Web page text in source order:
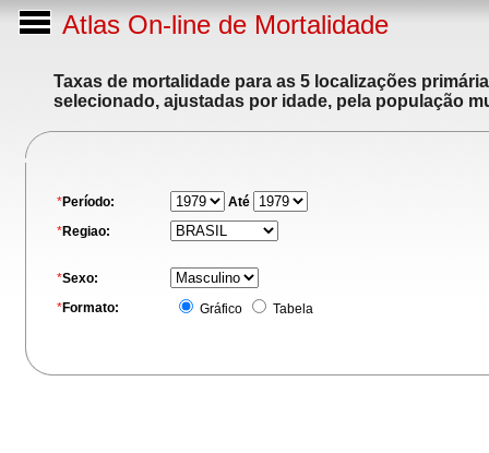
Atlas On-line de Mortalidade
Taxas de mortalidade para as 5 localizações
selecionado, ajustadas por idade, pela população
*Período:
Até
*Regiao:
*Sexo:
*Formato: Gráfico Tabela